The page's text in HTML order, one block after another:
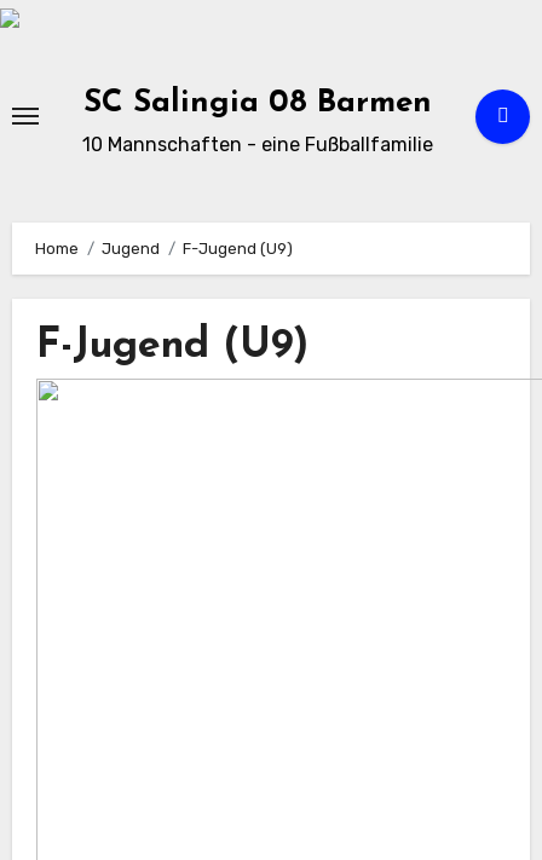
Zu
SC Salingia 08 Barmen
10 Mannschaften - eine Fußballfamilie
Home Jugend F-Jugend (U9)
F-Jugend (U9)